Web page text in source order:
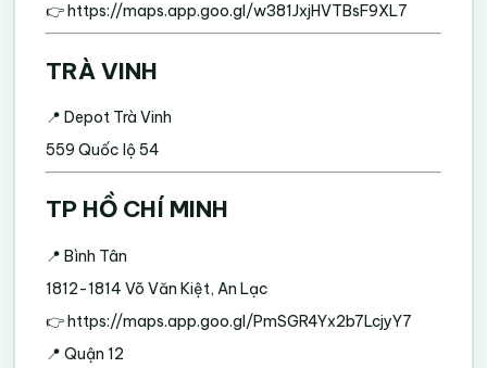
👉https://maps.app.goo.gl/w381JxjHVTBsF9XL7
TRÀ VINH
📍 Depot Trà Vinh
559 Quốc lộ 54
TP HỒ CHÍ MINH
📍 Bình Tân
1812-1814 Võ Văn Kiệt, An Lạc
👉https://maps.app.goo.gl/PmSGR4Yx2b7LcjyY7
📍 Quận 12